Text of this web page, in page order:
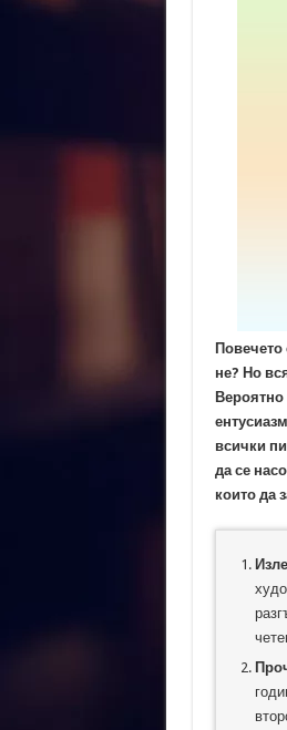
Повечето
не? Но
всички
да се
които да